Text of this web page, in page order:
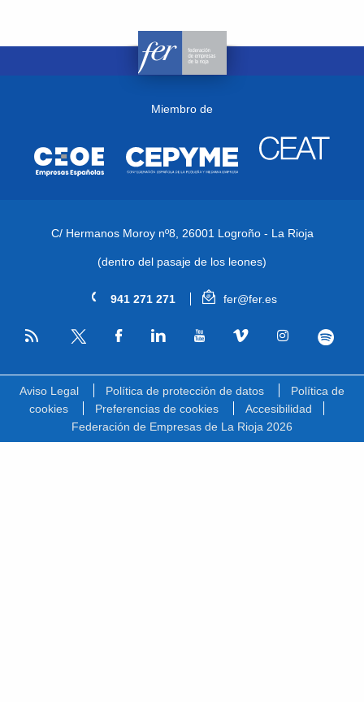
Miembro de
C/ Hermanos Moroy nº8, 26001 Logroño - La Rioja
(dentro del pasaje de los leones)
941 271 271 fer@fer.es
RSS
Aviso Legal Política de protección de datos
Política de
cookies
Preferencias de cookies
Accesibilidad
Federación de Empresas de La Rioja 2026